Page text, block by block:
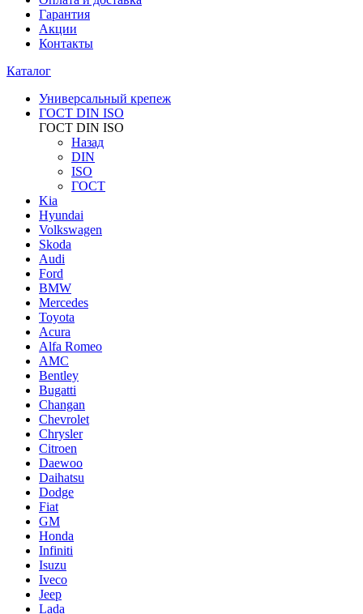
Гарантия
Акции
Контакты
Каталог
Универсальный крепеж
ГОСТ DIN ISO
ГОСТ DIN ISO
Назад
DIN
ISO
ГОСТ
Kia
Hyundai
Volkswagen
Skoda
Audi
Ford
BMW
Mercedes
Toyota
Acura
Alfa Romeo
AMC
Bentley
Bugatti
Changan
Chevrolet
Chrysler
Citroen
Daewoo
Daihatsu
Dodge
Fiat
GM
Honda
Infiniti
Isuzu
Iveco
Jeep
Lada